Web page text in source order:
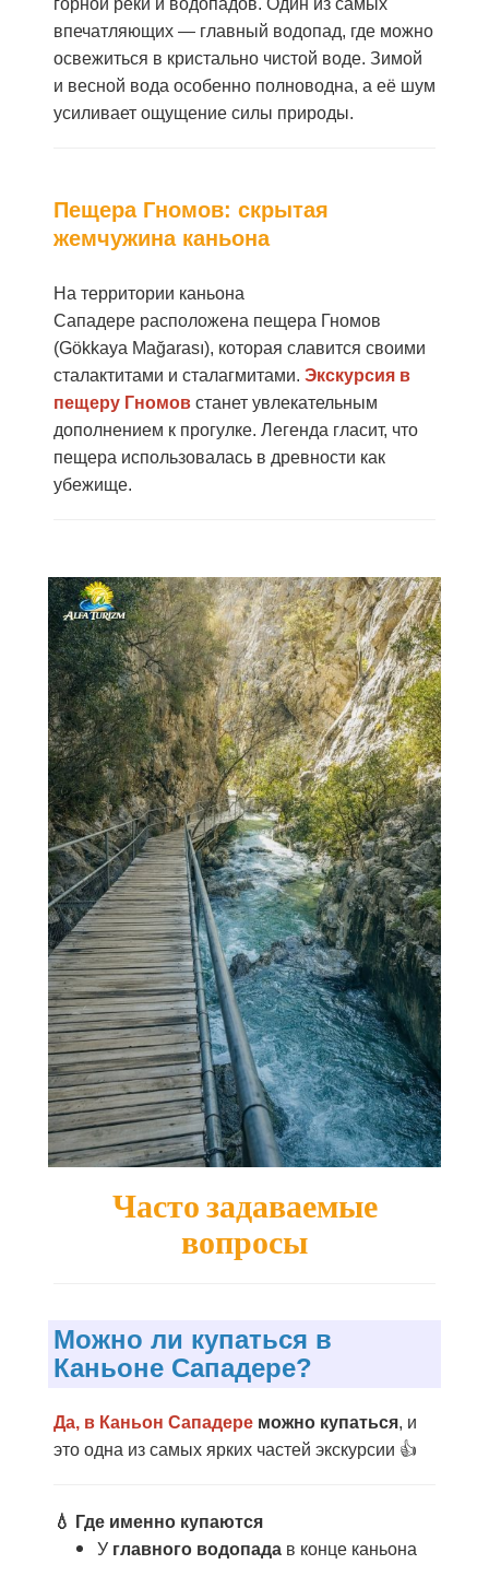
горной реки и водопадов. Один из самых
впечатляющих — главный водопад, где можно
освежиться в кристально чистой воде. Зимой
и весной вода особенно полноводна, а её шум
усиливает ощущение силы природы.
Пещера Гномов: скрытая
жемчужина каньона
На территории каньона
Сападере расположена пещера Гномов
(Gökkaya Mağarası), которая славится своими
сталактитами и сталагмитами. Экскурсия в
пещеру Гномов станет увлекательным
дополнением к прогулке. Легенда гласит, что
пещера использовалась в древности как
убежище.
Часто задаваемые
вопросы
Можно ли купаться в
Каньоне Сападере?
Да, в Каньон Сападере можно купаться, и
это одна из самых ярких частей экскурсии 👍
💧 Где именно купаются
У главного водопада в конце каньона